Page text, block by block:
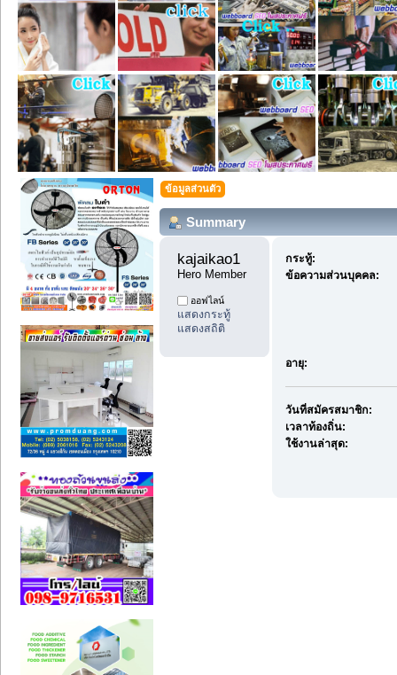
ข้อมูลส่วนตัว
Summary
kajaikao1
Hero Member
ออฟไลน์
แสดงกระทู้
แสดงสถิติ
กระทู้:
ข้อความส่วนบุคคล:
อายุ:
วันที่สมัครสมาชิก:
เวลาท้องถิ่น:
ใช้งานล่าสุด: